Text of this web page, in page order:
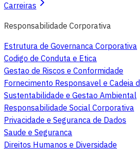
Carreiras
Responsabilidade Corporativa
Estrutura de Governanca Corporativa
Codigo de Conduta e Etica
Gestao de Riscos e Conformidade
Fornecimento Responsavel e Cadeia
Sustentabilidade e Gestao Ambiental
Responsabilidade Social Corporativa
Privacidade e Seguranca de Dados
Saude e Seguranca
Direitos Humanos e Diversidade